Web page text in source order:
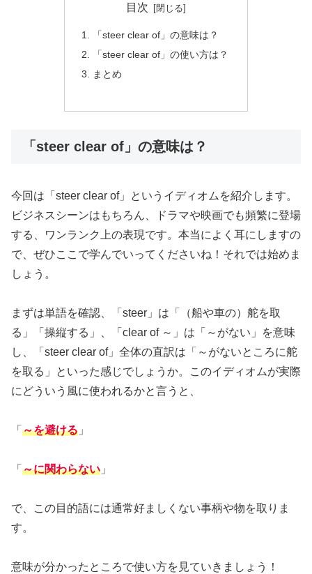
目次
「steer clear of」の意味は？
「steer clear of」の使い方は？
まとめ
「steer clear of」の意味は？
今回は「steer clear of」というイディオムを紹介します。
ビジネスシーンはもちろん、ドラマや映画でも頻繁に登場
する、ワンランク上の表現です。本当によく耳にしますの
で、ぜひここで学んでいってくださいね！それでは始めま
しょう。
まずは単語を確認、「steer」は「（船や車の）舵を取
る」「操縦する」、「clear of ～」は「～がない」を意味
し、「steer clear of」全体の直訳は「～がないところに舵
を取る」といった感じでしょうか。このイディオムが実際
にどういう風に使われるかと言うと、
「 ～を避ける 」
「 ～に関わらない 」
で、この目的語には通常好ましくない事柄や物を取りま
す。
意味が分かったところで使い方を見ていきましょう！